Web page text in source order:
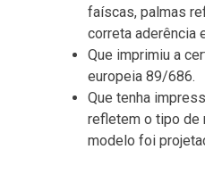
faíscas, palmas
correta aderência
Que imprimiu a
europeia 89/686.
Que tenha
refletem o tipo de
modelo foi